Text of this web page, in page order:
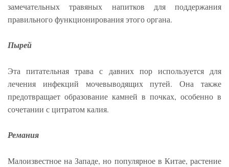
замечательных травяных напитков для поддержания
правильного функционирования этого органа.
Пырей
Эта питательная трава с давних пор используется для
лечения инфекций мочевыводящих путей. Она также
предотвращает образование камней в почках, особенно в
сочетании с цитратом калия.
Ремания
Малоизвестное на Западе, но популярное в Китае, растение